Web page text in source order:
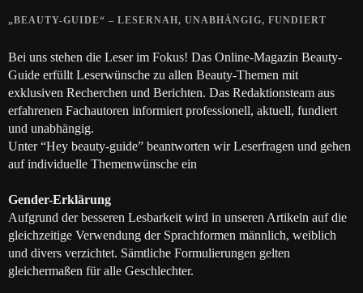
„BEAUTY-GUIDE“ – LESERNAH, UNABHÄNGIG, FUNDIERT
Bei uns stehen die Leser im Fokus! Das Online-Magazin Beauty-
Guide erfüllt Leserwünsche zu allen Beauty-Themen mit
exklusiven Recherchen und Berichten. Das Redaktionsteam aus
erfahrenen Fachautoren informiert professionell, aktuell, fundiert
und unabhängig.
Unter “Hey beauty-guide” beantworten wir Leserfragen und gehen
auf individuelle Themenwünsche ein
Gender-Erklärung
Aufgrund der besseren Lesbarkeit wird in unseren Artikeln auf die
gleichzeitige Verwendung der Sprachformen männlich, weiblich
und divers verzichtet. Sämtliche Formulierungen gelten
gleichermaßen für alle Geschlechter.